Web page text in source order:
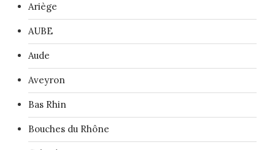
Ariège
AUBE
Aude
Aveyron
Bas Rhin
Bouches du Rhône